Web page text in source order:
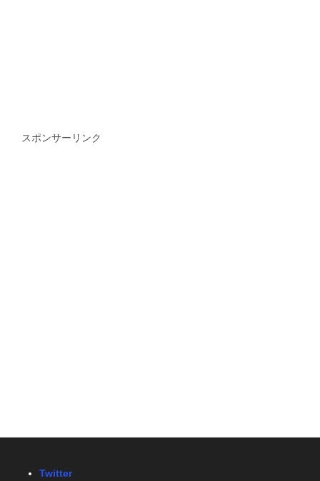
スポンサーリンク
Twitter